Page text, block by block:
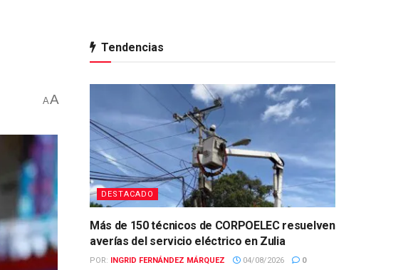
AA
Tendencias
DESTACADO
Más de 150 técnicos de CORPOELEC resuelven
averías del servicio eléctrico en Zulia
POR: INGRID FERNÁNDEZ MÁRQUEZ 04/08/2026 0